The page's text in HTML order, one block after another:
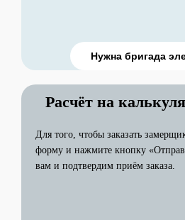
Нужна бригада
Расчёт на
Для того, чтобы заказать
форму и нажмите кнопку
вам и подтвердим приём заказа.